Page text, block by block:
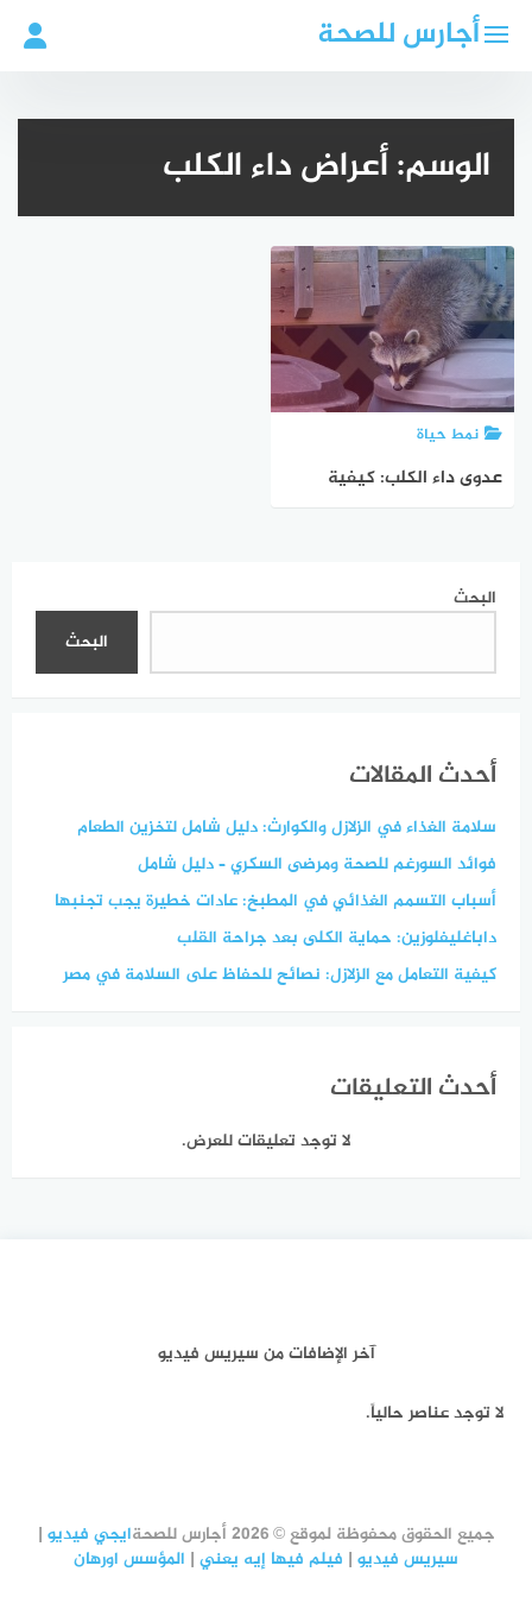
أجارس للصحة
الوسم:أعراض داء الكلب
نمط حياة
عدوى داء الكلب: كيفية
البحث
البحث
أحدث المقالات
سلامة الغذاء في الزلازل والكوارث: دليل شامل لتخزين الطعام
فوائد السورغم للصحة ومرضى السكري – دليل شامل
أسباب التسمم الغذائي في المطبخ: عادات خطيرة يجب تجنبها
داباغليفلوزين: حماية الكلى بعد جراحة القلب
كيفية التعامل مع الزلازل: نصائح للحفاظ على السلامة في مصر
أحدث التعليقات
لا توجد تعليقات للعرض.
آخر الإضافات من سيريس فيديو
لا توجد عناصر حالياً.
جميع الحقوق محفوظة لموقع © 2026 أجارس للصحة ايجي فيديو |
سيريس فيديو | فيلم فيها إيه يعني | المؤسس اورهان